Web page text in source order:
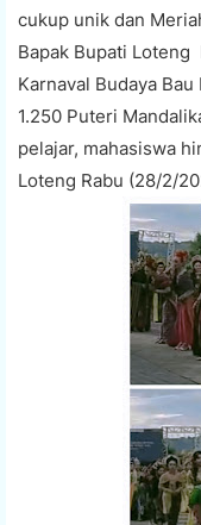
cukup unik dan
Bapak Bupati Loteng
Karnaval Budaya
1.250 Puteri
pelajar, mahasiswa
Loteng Rabu (28/2/